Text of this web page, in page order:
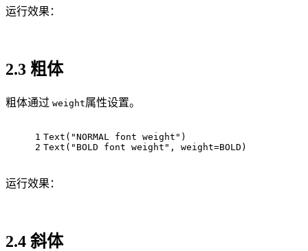
运行效果：
2.3 粗体
粗体通过 weight属性设置。
1
2
Text("NORMAL font weight")
Text("BOLD font weight", weight=BOLD)
运行效果：
2.4 斜体